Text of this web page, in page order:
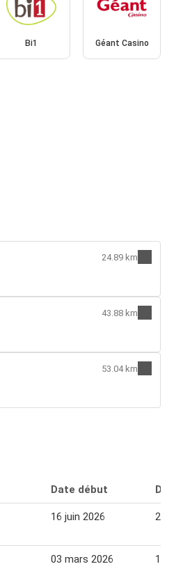
Bi1 Géant Casino
24.89 km
43.88 km
53.04 km
Date début Date
16 juin 2026 28
03 mars 2026 15